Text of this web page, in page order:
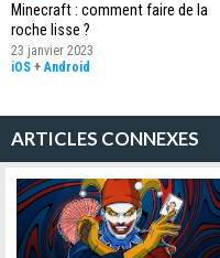
Minecraft : comment faire de la
roche lisse ?
23 janvier 2023
iOS +Android
ARTICLES CONNEXES